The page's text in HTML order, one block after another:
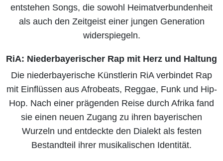
entstehen Songs, die sowohl Heimatverbundenheit
als auch den Zeitgeist einer jungen Generation
widerspiegeln.
RiA: Niederbayerischer Rap mit Herz und Haltung
Die niederbayerische Künstlerin RiA verbindet Rap
mit Einflüssen aus Afrobeats, Reggae, Funk und Hip-
Hop. Nach einer prägenden Reise durch Afrika fand
sie einen neuen Zugang zu ihren bayerischen
Wurzeln und entdeckte den Dialekt als festen
Bestandteil ihrer musikalischen Identität.